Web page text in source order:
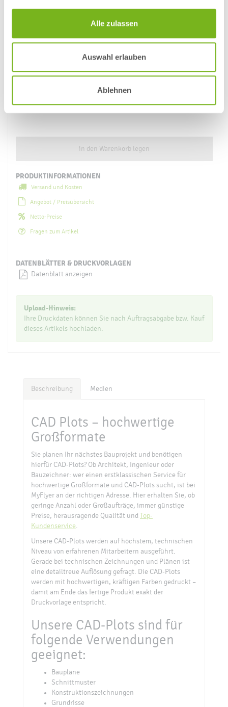
Alle zulassen
Auswahl erlauben
Ablehnen
in den Warenkorb legen
PRODUKTINFORMATIONEN
Versand und Kosten
Angebot / Preisübersicht
Netto-Preise
Fragen zum Artikel
DATENBLÄTTER & DRUCKVORLAGEN
Datenblatt anzeigen
Upload-Hinweis:
Ihre Druckdaten können Sie nach Auftragsabgabe bzw. Kauf
dieses Artikels hochladen.
Beschreibung Medien
CAD Plots – hochwertige
Großformate
Sie planen Ihr nächstes Bauprojekt und benötigen
hierfür CAD-Plots? Ob Architekt, Ingenieur oder
Bauzeichner: wer einen erstklassischen Service für
hochwertige Großformate und CAD-Plots sucht, ist bei
MyFlyer an der richtigen Adresse. Hier erhalten Sie, ob
geringe Anzahl oder Großaufträge, immer günstige
Preise, herausragende Qualität und Top-
Kundenservice
Unsere CAD-Plots werden auf höchstem, technischen
Niveau von erfahrenen Mitarbeitern ausgeführt.
Gerade bei technischen Zeichnungen und Plänen ist
eine detailtreue Auflösung gefragt. Die CAD-Plots
werden mit hochwertigen, kräftigen Farben gedruckt –
damit am Ende das fertige Produkt exakt der
Druckvorlage entspricht.
Unsere CAD-Plots sind für
folgende Verwendungen
geeignet:
Baupläne
Schnittmuster
Konstruktionszeichnungen
Grundrisse